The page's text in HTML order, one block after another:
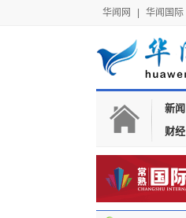
华闻网 华闻国际
新闻
财经